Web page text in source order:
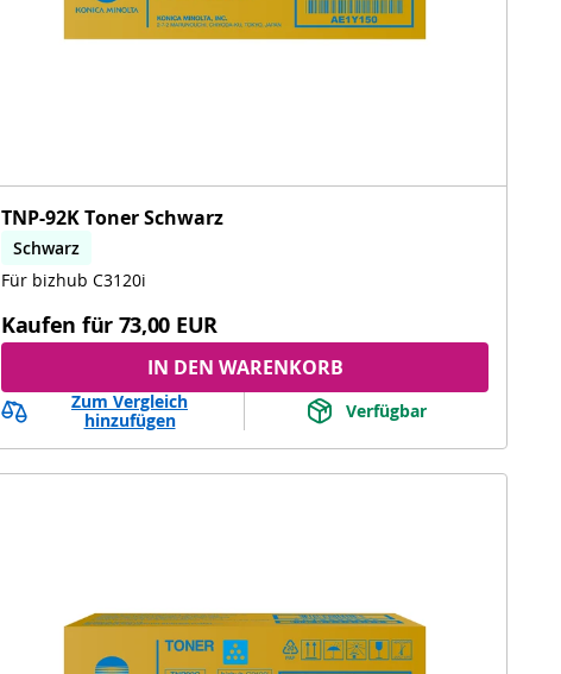
TNP-92K Toner Schwarz
Schwarz
Für bizhub C3120i
Kaufen für 73,00 EUR
IN DEN WARENKORB
Zum Vergleich
hinzufügen
Verfügbar